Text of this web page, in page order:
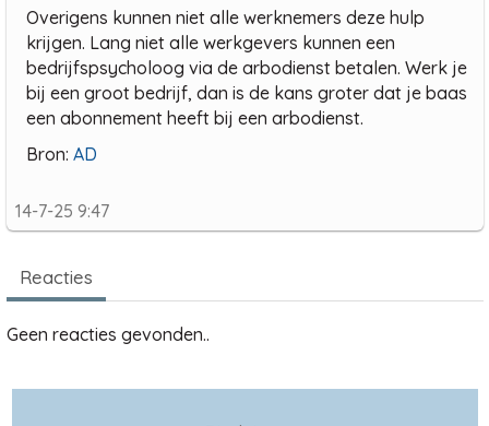
Overigens kunnen niet alle werknemers deze hulp
krijgen. Lang niet alle werkgevers kunnen een
bedrijfspsycholoog via de arbodienst betalen. Werk je
bij een groot bedrijf, dan is de kans groter dat je baas
een abonnement heeft bij een arbodienst.
Bron: AD
14-7-25 9:47
Reacties
Geen reacties gevonden..